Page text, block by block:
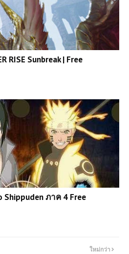
RISE Sunbreak | Free
Shippuden ภาค 4 Free
ใหม่กว่า